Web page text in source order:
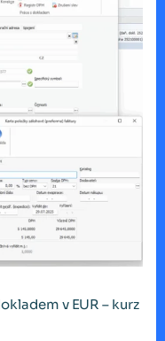
v EUR – kurz